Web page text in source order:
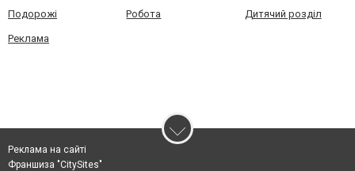
Подорожі Робота Дитячий розділ
Реклама
Реклама на сайті
Франшиза "CitySites"